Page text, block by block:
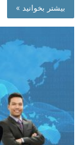
بیشتر بخوانید »